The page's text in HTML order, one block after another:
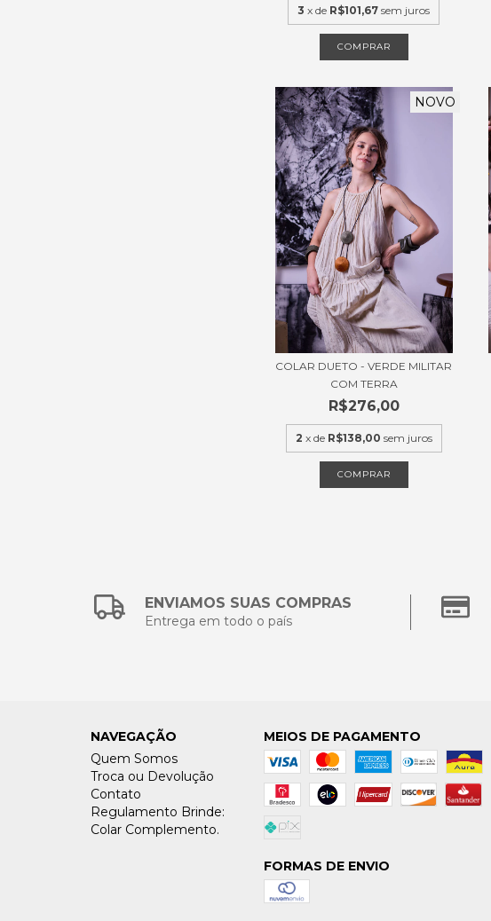
3 x de R$101,67 sem juros
COMPRAR
NOVO
COLAR DUETO - VERDE MILITAR
COM TERRA
R$276,00
2 x de R$138,00 sem juros
COMPRAR
ENVIAMOS SUAS COMPRAS
Entrega em todo o país
NAVEGAÇÃO
Quem Somos
Troca ou Devolução
Contato
Regulamento Brinde:
Colar Complemento.
MEIOS DE PAGAMENTO
FORMAS DE ENVIO